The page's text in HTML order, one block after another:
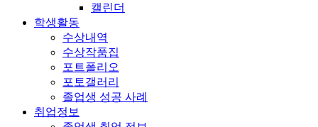
캘린더
학생활동
수상내역
수상작품집
포트폴리오
포토갤러리
졸업생 성공 사례
취업정보